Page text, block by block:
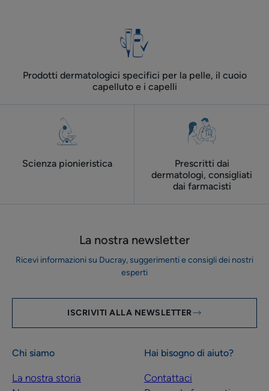
Prodotti dermatologici specifici per la pelle, il cuoio
capelluto e i capelli
Scienza pionieristica
Prescritti dai
dermatologi, consigliati
dai farmacisti
La nostra newsletter
Ricevi informazioni su Ducray, suggerimenti e consigli dei nostri
esperti
ISCRIVITI ALLA NEWSLETTER
Chi siamo
La nostra storia
Hai bisogno di aiuto?
Contattaci